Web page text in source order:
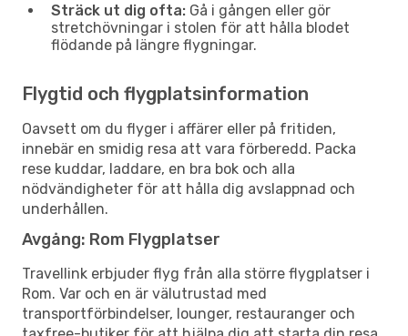
Sträck ut dig ofta: Gå i gången eller gör
stretchövningar i stolen för att hålla blodet
flödande på längre flygningar.
Flygtid och flygplatsinformation
Oavsett om du flyger i affärer eller på fritiden,
innebär en smidig resa att vara förberedd. Packa
rese kuddar, laddare, en bra bok och alla
nödvändigheter för att hålla dig avslappnad och
underhållen.
Avgång: Rom Flygplatser
Travellink erbjuder flyg från alla större flygplatser i
Rom. Var och en är välutrustad med
transportförbindelser, lounger, restauranger och